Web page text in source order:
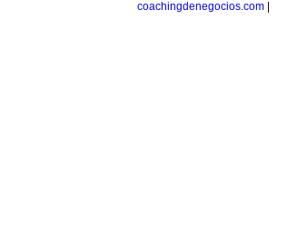
coachingdenegocios.com